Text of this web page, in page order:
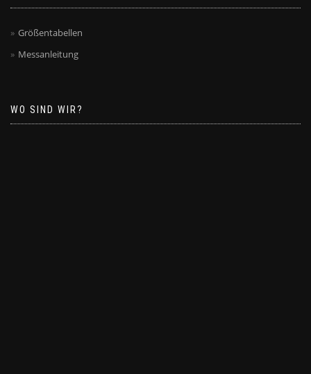
Größentabellen
Messanleitung
WO SIND WIR?